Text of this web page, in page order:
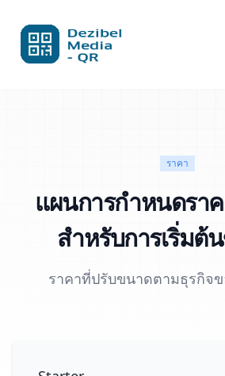
ราคา
แผนการกำหนดรา
สำหรับการเริ่ม
ราคาที่ปรับขนาดตามธุรกิจ